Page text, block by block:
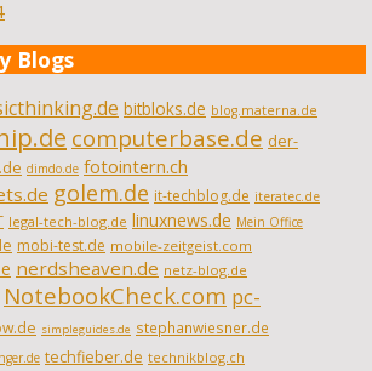
Blogs
bitbloks.de blog.materna.de
computerbase.de der-
dimdo.de fotointern.ch
golem.de it-techblog.de iteratec.de
legal-tech-blog.de linuxnews.de Mein Office
mobi-test.de mobile-zeitgeist.com
nerdsheaven.de netz-blog.de
NotebookCheck.com pc-
simpleguides.de stephanwiesner.de
techfieber.de technikblog.ch